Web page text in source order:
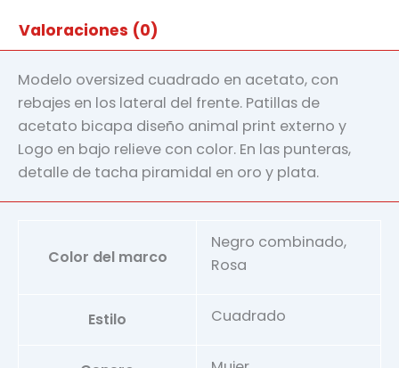
Valoraciones (0)
Modelo oversized cuadrado en acetato, con
rebajes en los lateral del frente. Patillas de
acetato bicapa diseño animal print externo y
Logo en bajo relieve con color. En las punteras,
detalle de tacha piramidal en oro y plata.
Color del marco
Negro combinado,
Rosa
Estilo Cuadrado